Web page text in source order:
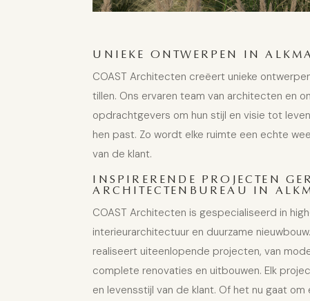
UNIEKE ONTWERPEN IN
COAST Architecten creëert unieke
tillen. Ons ervaren team van architecten en
opdrachtgevers om hun stijl en visie tot
hen past. Zo wordt elke ruimte een echte
van de klant.
INSPIRERENDE PROJECTEN
ARCHITECTENBUREAU IN
COAST Architecten is gespecialiseerd in
interieurarchitectuur en duurzame
realiseert uiteenlopende projecten, van
complete renovaties en uitbouwen. Elk
en levensstijl van de klant. Of het nu gaat